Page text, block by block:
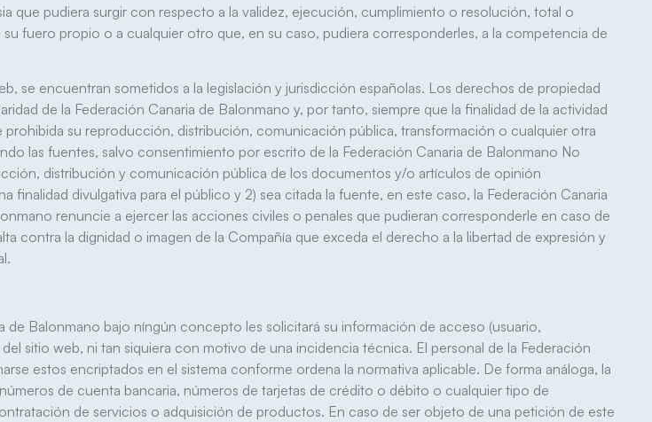
que pudiera surgir con respecto a la validez, ejecución, cumplimiento o resolución, total o
fuero propio o a cualquier otro que, en su caso, pudiera corresponderles, a la competencia de
se encuentran sometidos a la legislación y jurisdicción españolas. Los derechos de propiedad
de la Federación Canaria de Balonmano y, por tanto, siempre que la finalidad de la actividad
su reproducción, distribución, comunicación pública, transformación o cualquier otra
las fuentes, salvo consentimiento por escrito de la Federación Canaria de Balonmano No
distribución y comunicación pública de los documentos y/o artículos de opinión
divulgativa para el público y 2) sea citada la fuente, en este caso, la Federación Canaria
renuncie a ejercer las acciones civiles o penales que pudieran corresponderle en caso de
contra la dignidad o imagen de la Compañía que exceda el derecho a la libertad de expresión y
Balonmano bajo níngún concepto les solicitará su información de acceso (usuario,
sitio web, ni tan siquiera con motivo de una incidencia técnica. El personal de la Federación
estos encriptados en el sistema conforme ordena la normativa aplicable. De forma análoga, la
de cuenta bancaria, números de tarjetas de crédito o débito o cualquier tipo de
de servicios o adquisición de productos. En caso de ser objeto de una petición de este